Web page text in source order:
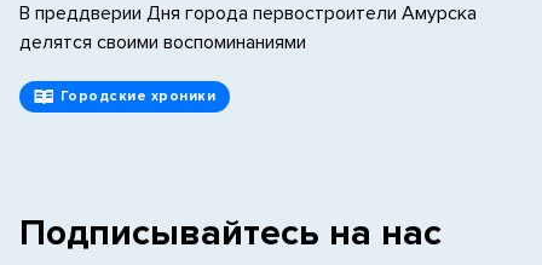
В преддверии Дня города первостроители Амурска
делятся своими воспоминаниями
Городские хроники
Подписывайтесь на нас